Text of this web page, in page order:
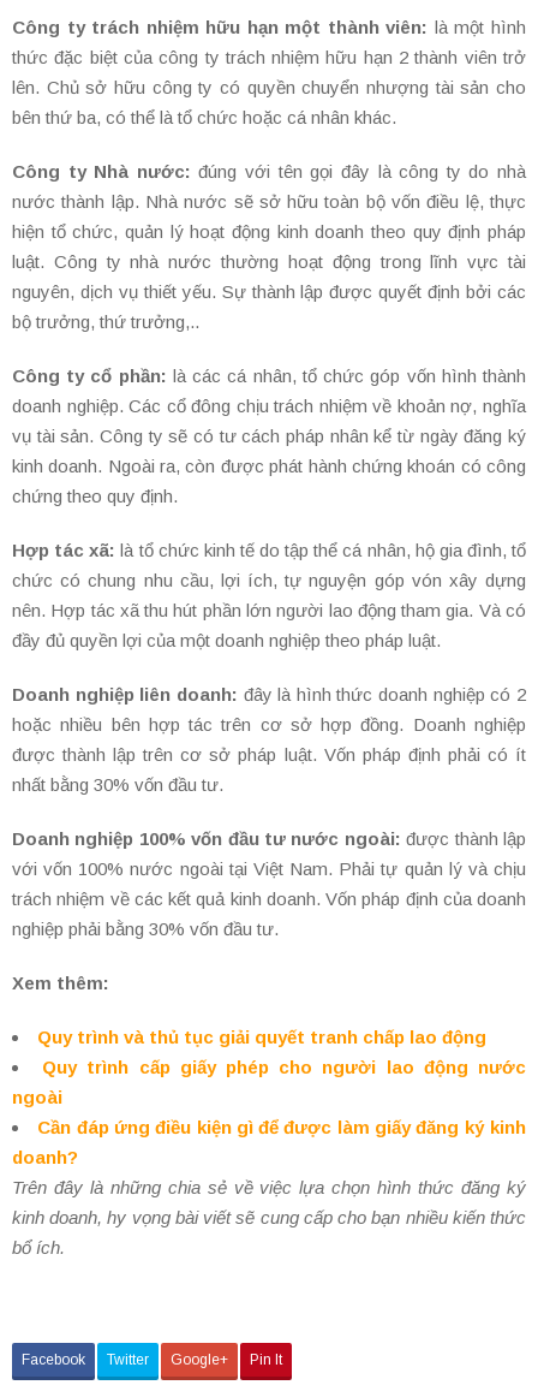
Công ty trách nhiệm hữu hạn một thành viên: là một hình
thức đặc biệt của công ty trách nhiệm hữu hạn 2 thành viên trở
lên. Chủ sở hữu công ty có quyền chuyển nhượng tài sản cho
bên thứ ba, có thể là tổ chức hoặc cá nhân khác.
Công ty Nhà nước: đúng với tên gọi đây là công ty do nhà
nước thành lập. Nhà nước sẽ sở hữu toàn bộ vốn điều lệ, thực
hiện tổ chức, quản lý hoạt động kinh doanh theo quy định pháp
luật. Công ty nhà nước thường hoạt động trong lĩnh vực tài
nguyên, dịch vụ thiết yếu. Sự thành lập được quyết định bởi các
bộ trưởng, thứ trưởng,..
Công ty cổ phần: là các cá nhân, tổ chức góp vốn hình thành
doanh nghiệp. Các cổ đông chịu trách nhiệm về khoản nợ, nghĩa
vụ tài sản. Công ty sẽ có tư cách pháp nhân kể từ ngày đăng ký
kinh doanh. Ngoài ra, còn được phát hành chứng khoán có công
chứng theo quy định.
Hợp tác xã: là tổ chức kinh tế do tập thể cá nhân, hộ gia đình, tổ
chức có chung nhu cầu, lợi ích, tự nguyện góp vón xây dựng
nên. Hợp tác xã thu hút phần lớn người lao động tham gia. Và có
đầy đủ quyền lợi của một doanh nghiệp theo pháp luật.
Doanh nghiệp liên doanh: đây là hình thức doanh nghiệp có 2
hoặc nhiều bên hợp tác trên cơ sở hợp đồng. Doanh nghiệp
được thành lập trên cơ sở pháp luật. Vốn pháp định phải có ít
nhất bằng 30% vốn đầu tư.
Doanh nghiệp 100% vốn đầu tư nước ngoài: được thành lập
với vốn 100% nước ngoài tại Việt Nam. Phải tự quản lý và chịu
trách nhiệm về các kết quả kinh doanh. Vốn pháp định của doanh
nghiệp phải bằng 30% vốn đầu tư.
Xem thêm:
Quy trình và thủ tục giải quyết tranh chấp lao động
Quy trình cấp giấy phép cho người lao động nước
ngoài
Cần đáp ứng điều kiện gì để được làm giấy đăng ký kinh
doanh?
Trên đây là những chia sẻ về việc lựa chọn hình thức đăng ký
kinh doanh, hy vọng bài viết sẽ cung cấp cho bạn nhiều kiến thức
bổ ích.
Facebook Twitter Google+ Pin It